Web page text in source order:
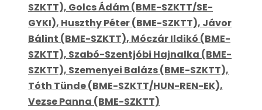
SZKTT), Golcs Ádám (BME-SZKTT/SE-
GYKI), Huszthy Péter (BME-SZKTT), Jávor
Bálint (BME-SZKTT), Móczár Ildikó (BME-
SZKTT), Szabó-Szentjóbi Hajnalka (BME-
SZKTT), Szemenyei Balázs (BME-SZKTT),
Tóth Tünde (BME-SZKTT/HUN-REN-EK),
Vezse Panna (BME-SZKTT)